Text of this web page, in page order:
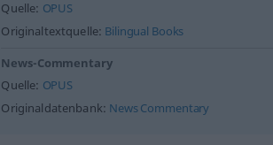
Quelle: OPUS
Originaltextquelle: Bilingual Books
News-Commentary
Quelle: OPUS
Originaldatenbank: News Commentary